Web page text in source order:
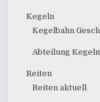
Kegeln
Kegelbahn
Abteilung Kegeln
Reiten
Reiten aktuell